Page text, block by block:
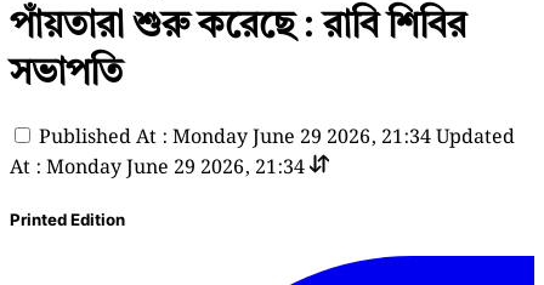
পাঁয়তারা শুরু করেছে : রাবি শিবির
সভাপতি
Published At : Monday June 29 2026, 21:34Updated
At : Monday June 29 2026, 21:34
Printed Edition